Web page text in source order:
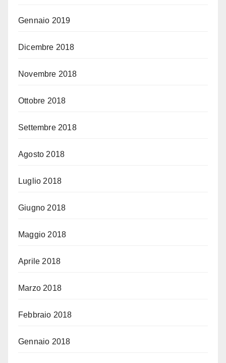
Gennaio 2019
Dicembre 2018
Novembre 2018
Ottobre 2018
Settembre 2018
Agosto 2018
Luglio 2018
Giugno 2018
Maggio 2018
Aprile 2018
Marzo 2018
Febbraio 2018
Gennaio 2018